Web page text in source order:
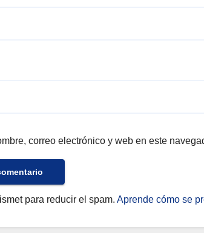
correo electrónico y web en este
para reducir el spam. Aprende cómo se